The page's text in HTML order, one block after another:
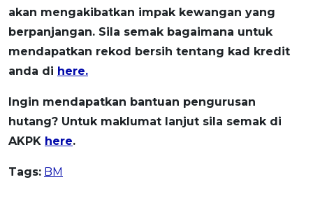
akan mengakibatkan impak kewangan yang
berpanjangan. Sila semak bagaimana untuk
mendapatkan rekod bersih tentang kad kredit
anda di here.
Ingin mendapatkan bantuan pengurusan
hutang? Untuk maklumat lanjut sila semak di
AKPK here.
Tags: BM